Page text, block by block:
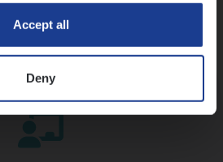
Accept all
Deny
met HR